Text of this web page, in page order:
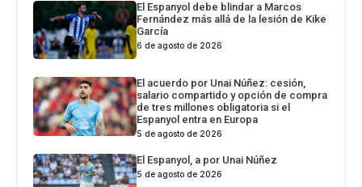
El Espanyol debe blindar a Marcos
Fernández más allá de la lesión de Kike
García
6 de agosto de 2026
El acuerdo por Unai Núñez: cesión,
salario compartido y opción de compra
de tres millones obligatoria si el
Espanyol entra en Europa
5 de agosto de 2026
El Espanyol, a por Unai Núñez
5 de agosto de 2026